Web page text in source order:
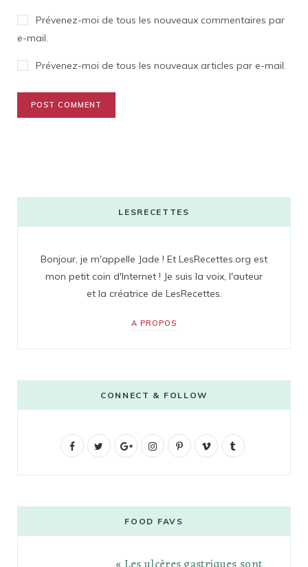
Prévenez-moi de tous les nouveaux commentaires par
e-mail.
Prévenez-moi de tous les nouveaux articles par e-mail.
LESRECETTES
Bonjour, je m'appelle Jade ! Et LesRecettes.org est
mon petit coin d'Internet ! Je suis la voix, l'auteur
et la créatrice de LesRecettes.
A PROPOS
CONNECT & FOLLOW
F
b
t
G
g
l
e
I
t
a
g
P
e
r
V
o
l
r
FOOD FAVS